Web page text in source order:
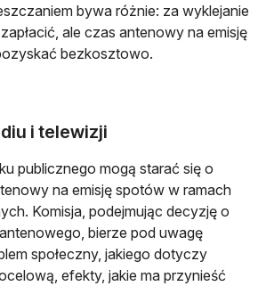
bywa różnie: za wyklejanie
ale czas antenowy na emisję
bezkosztowo.
i telewizji
publicznego mogą starać się o
na emisję spotów w ramach
Komisja, podejmując decyzję o
bierze pod uwagę
społeczny, jakiego dotyczy
efekty, jakie ma przynieść